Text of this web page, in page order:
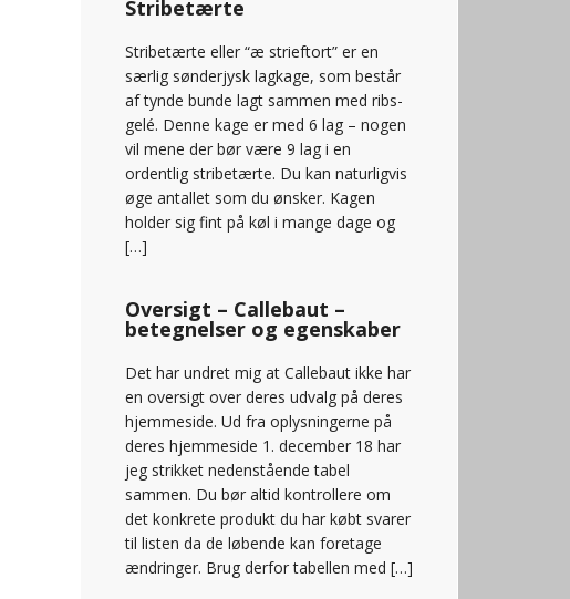
Stribetærte
Stribetærte eller “æ strieftort” er en
særlig sønderjysk lagkage, som består
af tynde bunde lagt sammen med ribs-
gelé. Denne kage er med 6 lag – nogen
vil mene der bør være 9 lag i en
ordentlig stribetærte. Du kan naturligvis
øge antallet som du ønsker. Kagen
holder sig fint på køl i mange dage og
[…]
Oversigt – Callebaut –
betegnelser og egenskaber
Det har undret mig at Callebaut ikke har
en oversigt over deres udvalg på deres
hjemmeside. Ud fra oplysningerne på
deres hjemmeside 1. december 18 har
jeg strikket nedenstående tabel
sammen. Du bør altid kontrollere om
det konkrete produkt du har købt svarer
til listen da de løbende kan foretage
ændringer. Brug derfor tabellen med […]